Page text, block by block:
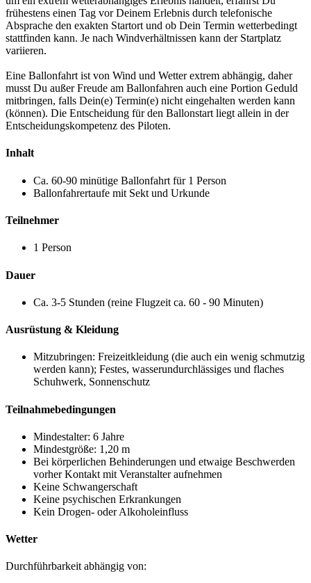
frühestens einen Tag vor Deinem Erlebnis durch telefonische
Absprache den exakten Startort und ob Dein Termin wetterbedingt
stattfinden kann. Je nach Windverhältnissen kann der Startplatz
variieren.
Eine Ballonfahrt ist von Wind und Wetter extrem abhängig, daher
musst Du außer Freude am Ballonfahren auch eine Portion Geduld
mitbringen, falls Dein(e) Termin(e) nicht eingehalten werden kann
(können). Die Entscheidung für den Ballonstart liegt allein in der
Entscheidungskompetenz des Piloten.
Inhalt
Ca. 60-90 minütige Ballonfahrt für 1 Person
Ballonfahrertaufe mit Sekt und Urkunde
Teilnehmer
1 Person
Dauer
Ca. 3-5 Stunden (reine Flugzeit ca. 60 - 90 Minuten)
Ausrüstung & Kleidung
Mitzubringen: Freizeitkleidung (die auch ein wenig schmutzig
werden kann); Festes, wasserundurchlässiges und flaches
Schuhwerk, Sonnenschutz
Teilnahmebedingungen
Mindestalter: 6 Jahre
Mindestgröße: 1,20 m
Bei körperlichen Behinderungen und etwaige Beschwerden
vorher Kontakt mit Veranstalter aufnehmen
Keine Schwangerschaft
Keine psychischen Erkrankungen
Kein Drogen- oder Alkoholeinfluss
Wetter
Durchführbarkeit abhängig von: